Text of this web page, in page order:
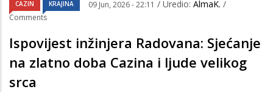
CAZIN KRAJINA 09 Jun, 2026 - 22:11 / Uredio: AlmaK. /
Comments
Ispovijest inžinjera Radovana: Sjećanje
na zlatno doba Cazina i ljude velikog
srca